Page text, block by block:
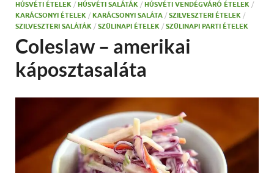
HÚSVÉTI ÉTELEK / HÚSVÉTI SALÁTÁK / HÚSVÉTI VENDÉGVÁRÓ ÉTELEK /
KARÁCSONYI ÉTELEK / KARÁCSONYI SALÁTA / SZILVESZTERI ÉTELEK /
SZILVESZTERI SALÁTÁK / SZÜLINAPI ÉTELEK / SZÜLINAPI PARTI ÉTELEK
Coleslaw – amerikai
káposztasaláta